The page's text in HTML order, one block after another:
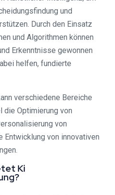
und
Durch den Einsatz
und Algorithmen können
Erkenntnisse gewonnen
helfen, fundierte
verschiedene Bereiche
die Optimierung von
von
Entwicklung von innovativen
Ki